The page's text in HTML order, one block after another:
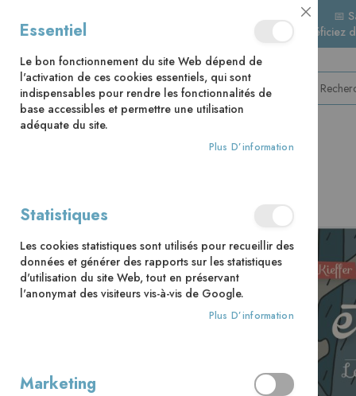
📅
🚚
to
the
end
of
Close
Cookie
Bar
Essentiel
Le bon fonctionnement du site Web dépend de
l'activation de ces cookies essentiels, qui sont
indispensables pour rendre les fonctionnalités de
base accessibles et permettre une utilisation
adéquate du site.
Plus D’information
Statistiques
Les cookies statistiques sont utilisés pour recueillir des
données et générer des rapports sur les statistiques
d'utilisation du site Web, tout en préservant
l'anonymat des visiteurs vis-à-vis de Google.
Plus D’information
Marketing